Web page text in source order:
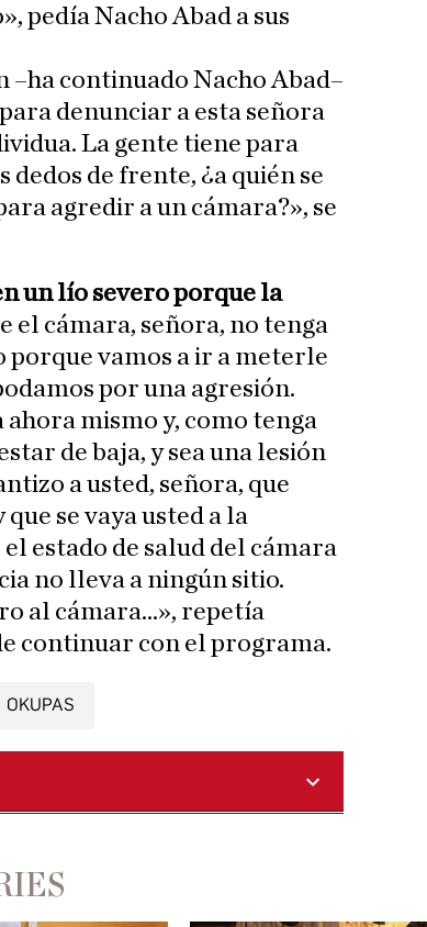
pedía Nacho Abad a sus
–ha continuado Nacho Abad–
denunciar a esta señora
La gente tiene para
de frente, ¿a quién se
agredir a un cámara?», se
un lío severo porque la
el cámara, señora, no tenga
vamos a ir a meterle
por una agresión.
mismo y, como tenga
de baja, y sea una lesión
a usted, señora, que
que se vaya usted a la
estado de salud del cámara
no lleva a ningún sitio.
al cámara...», repetía
continuar con el programa.
OKUPAS